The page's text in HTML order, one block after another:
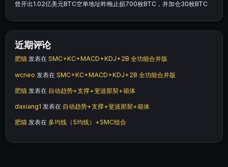
曾开出1.02亿美元BTC空单地址昨晚止损700枚BTC，并加仓30枚BTC
近期评论
肥猫 发表在 SMC+KC+MACD+KDJ+2B 全功能合并版
wcneo 发表在 SMC+KC+MACD+KDJ+2B 全功能合并版
肥猫 发表在 自动趋势+支撑+斐波那契+箱体
daxiang1 发表在 自动趋势+支撑+斐波那契+箱体
肥猫 发表在 多均线（5均线）+SMC组合